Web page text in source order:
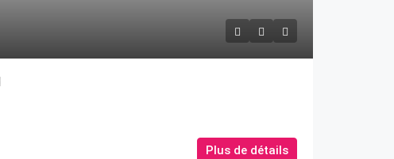
Plus de détails